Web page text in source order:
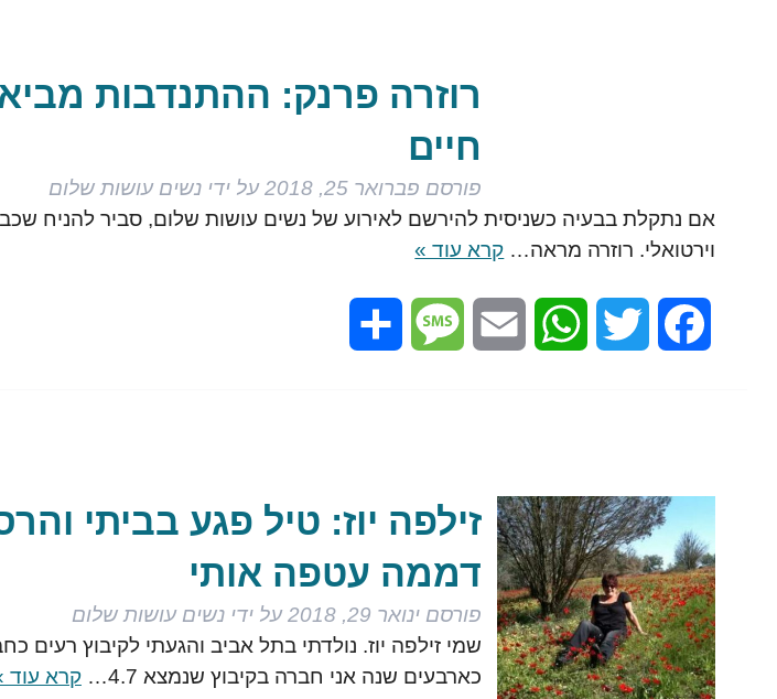
רוזרה פרנק: ההתנדבות
חיים
פורסם פברואר 25, 2018 על ידי נשים עושות שלום
אם נתקלת בבעיה כשניסית להירשם לאירוע של נשים עושות שלום, סביר להניח
וירטואלי. רוזרה מראה… קרא עוד »
Facebook
Twitter
WhatsApp
Email
Message
זילפה יוז: טיל פגע בביתי
דממה עטפה אותי
פורסםינואר 29, 2018 על ידי נשים עושות שלום
שמי זילפה יוז. נולדתי בתל אביב והגעתי לקיבוץ רעים
כארבעים שנה אני חברה בקיבוץ שנמצא 4.7…
קרא עוד